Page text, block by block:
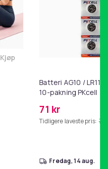
Legg Magetrener, 6-rørs
Kjøp
Batteri AG10 /
10-pakning PKcell
71 kr
Tidligere laveste pris: 76
fredag, 14 aug.